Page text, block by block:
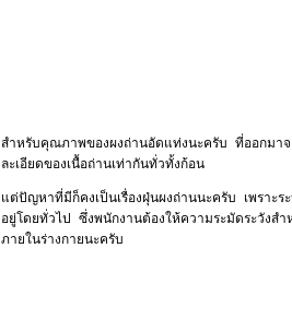
สำหรับคุณภาพของผงถ่านอัดแท่งนะครับ ที่ออกมา
ละเอียดของเนื้อถ่านเท่ากันทั่วทั้งก้อน
แต่ปัญหาที่มีก็คงเป็นเรื่องฝุ่นผงถ่านนะครับ เพราะ
อยู่โดยทั่วไป ซึ่งพนักงานต้องให้ความระมัดระวังส
ภายในร่างกายนะครับ